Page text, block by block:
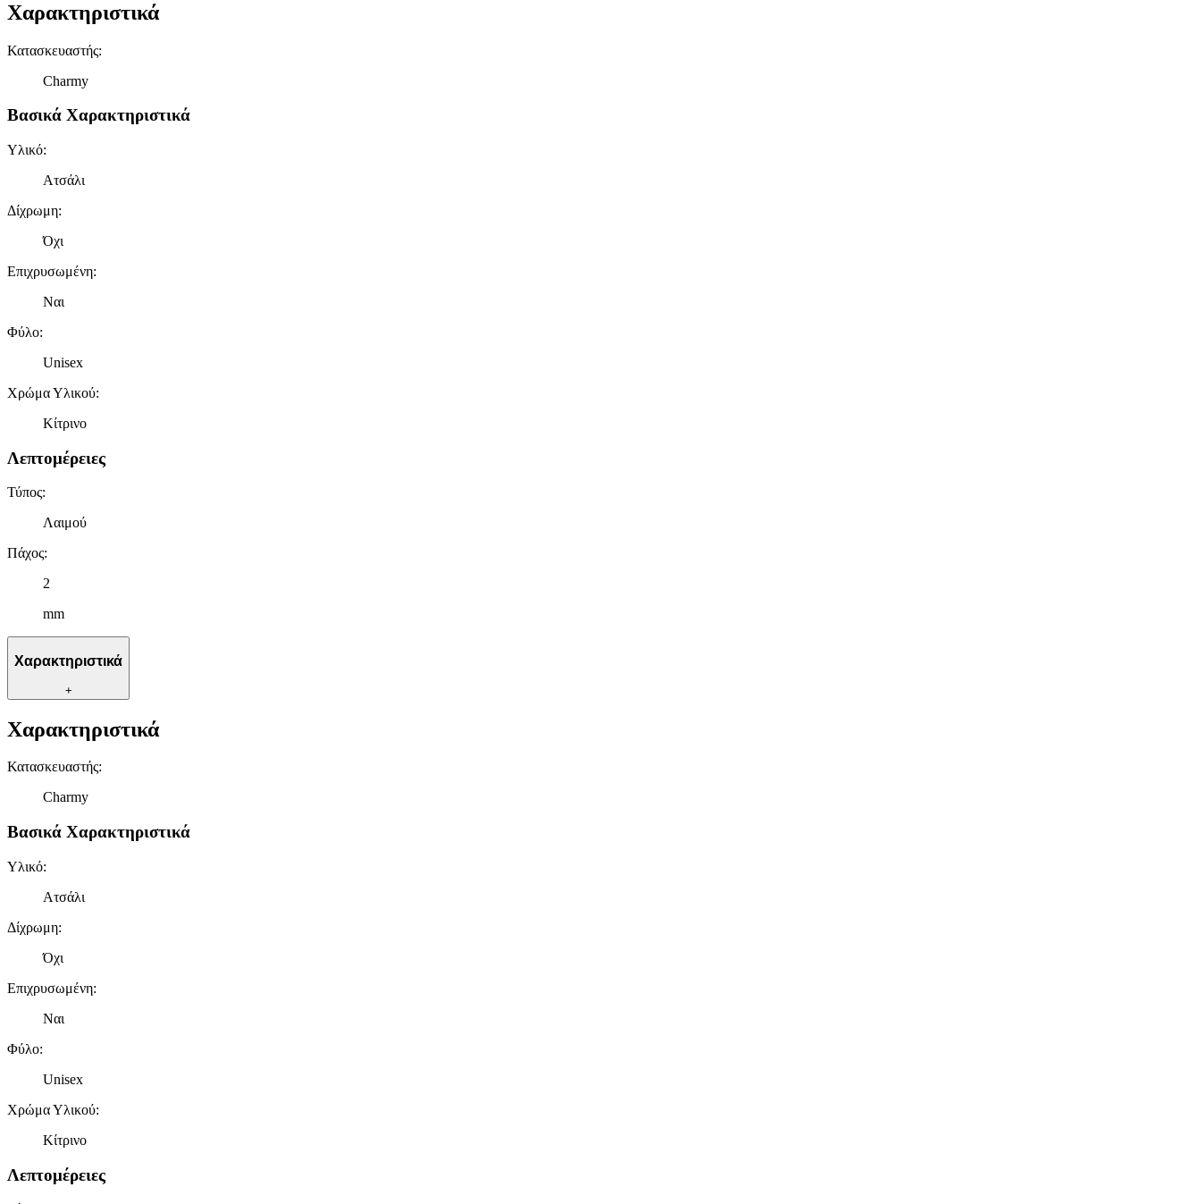
Χαρακτηριστικά
Κατασκευαστής:
Charmy
Βασικά Χαρακτηριστικά
Υλικό:
Ατσάλι
Δίχρωμη:
Όχι
Επιχρυσωμένη:
Ναι
Φύλο:
Unisex
Χρώμα Υλικού:
Κίτρινο
Λεπτομέρειες
Τύπος:
Λαιμού
Πάχος:
2
mm
Χαρακτηριστικά
+
Χαρακτηριστικά
Κατασκευαστής:
Charmy
Βασικά Χαρακτηριστικά
Υλικό:
Ατσάλι
Δίχρωμη:
Όχι
Επιχρυσωμένη:
Ναι
Φύλο:
Unisex
Χρώμα Υλικού:
Κίτρινο
Λεπτομέρειες